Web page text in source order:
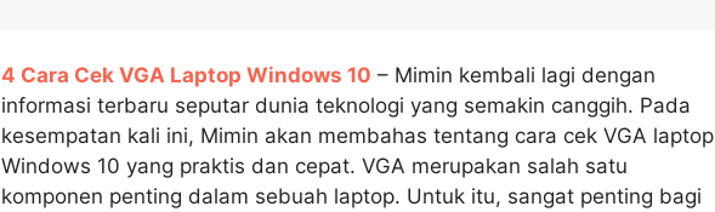
4 Cara Cek VGA Laptop Windows 10 – Mimin kembali lagi dengan
informasi terbaru seputar dunia teknologi yang semakin canggih. Pada
kesempatan kali ini, Mimin akan membahas tentang cara cek VGA laptop
Windows 10 yang praktis dan cepat. VGA merupakan salah satu
komponen penting dalam sebuah laptop. Untuk itu, sangat penting bagi